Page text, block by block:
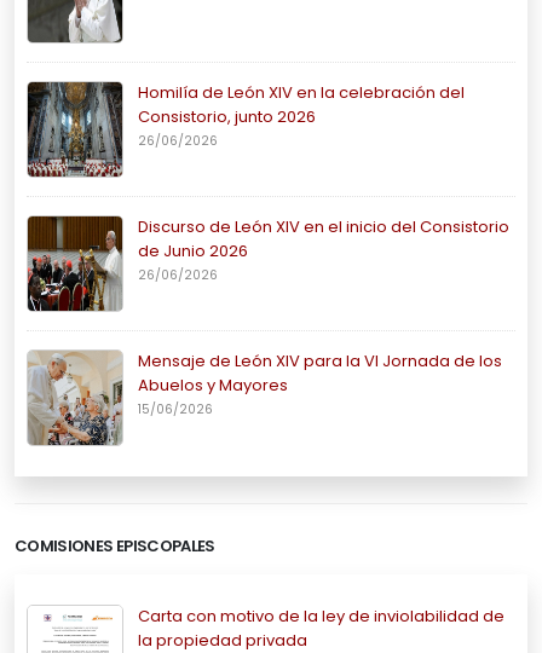
Homilía de León XIV en la celebración del
Consistorio, junto 2026
26/06/2026
Discurso de León XIV en el inicio del Consistorio
de Junio 2026
26/06/2026
Mensaje de León XIV para la VI Jornada de los
Abuelos y Mayores
15/06/2026
COMISIONES EPISCOPALES
Carta con motivo de la ley de inviolabilidad de
la propiedad privada